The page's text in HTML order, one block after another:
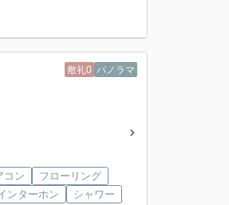
敷礼0 パノラマ
コン
フローリング
ンターホン シャワー